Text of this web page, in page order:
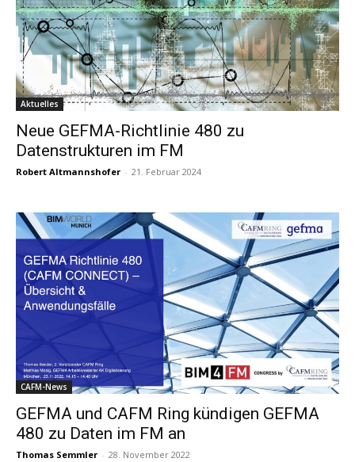
Aktuelles
Neue GEFMA-Richtlinie 480 zu
Datenstrukturen im FM
Robert Altmannshofer - 21. Februar 2024
CAFM-News
GEFMA und CAFM Ring kündigen GEFMA
480 zu Daten im FM an
Thomas Semmler - 28. November 2022